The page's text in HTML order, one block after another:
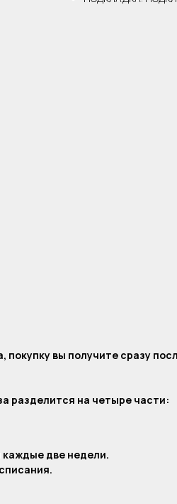
вы получите сразу
разделится на четыре части:
две недели.